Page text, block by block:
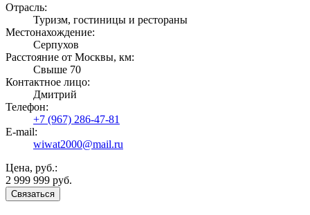
Отрасль:
Туризм, гостиницы и рестораны
Местонахождение:
Серпухов
Расстояние от Москвы, км:
Свыше 70
Контактное лицо:
Дмитрий
Телефон:
+7 (967) 286-47-81
E-mail:
wiwat2000@mail.ru
Цена, руб.:
2 999 999 руб.
Связаться